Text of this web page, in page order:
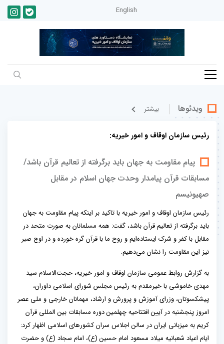
English
ویدئوها بيشتر
رئیس سازمان اوقاف و امور خیریه:
پیام مقاومت به جهان باید برگرفته از تعالیم قرآن باشد/
مسابقات قرآن پیامدار وحدت جهان اسلام در مقابل
صهیونیسم
رئیس سازمان اوقاف و امور خیریه با تاکید بر اینکه پیام مقاومت به جهان
باید برگرفته از تعالیم قرآن باشد، گفت: همه مسلمانان به صورت متحد در
مقابل با کفر و شرک ایستاده‌ایم و روح ما با قرآن گره خورده و در اوج صبر
نیز این مقاومت را نشان می‌دهیم.
به گزارش روابط عمومی سازمان اوقاف و امور خیریه، حجت‌الاسلام سید
مهدی خاموشی با خیرمقدم به رئیس مجلس شورای اسلامی داوران،
پیشکسوتان، وزرای آموزش و پرورش و ارشاد، مهمانان خارجی و ملی عصر
امروز پنجشنبه در آیین افتتاحیه چهلمین دوره مسابقات بین المللی قرآن
کریم به میزبانی ایران در سالن اجلاس سران کشورهای اسلامی اظهار کرد:
ایام اعیاد شعبانیه میلاد مسعود امام حسین (ع)، امام سجاد (ع) و حضرت